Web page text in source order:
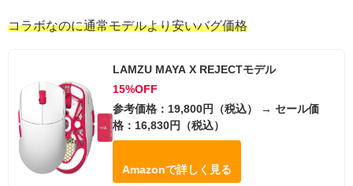
コラボなのに通常モデルより安いバグ価格
LAMZU MAYA X REJECTモデル
15%OFF
参考価格：19,800円（税込） → セール価
格：16,830円（税込）
Amazonで詳しく見る